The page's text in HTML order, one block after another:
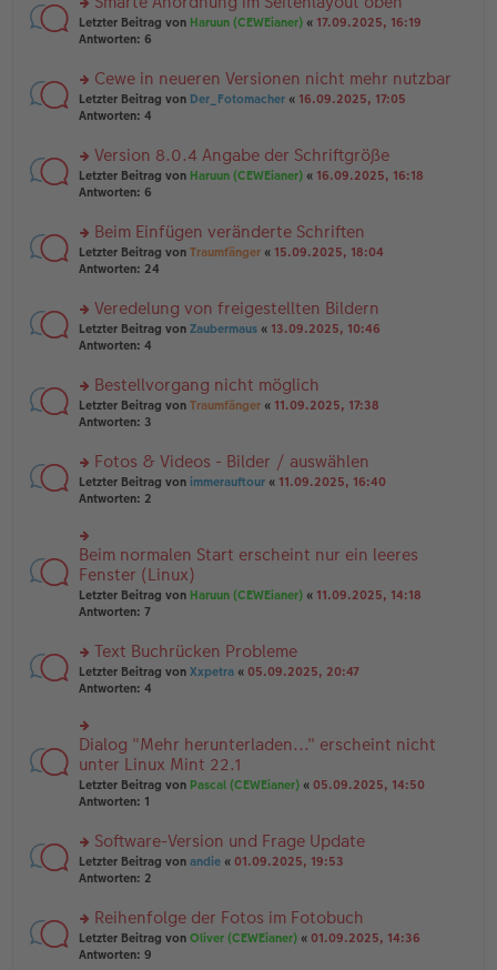
tr
a
g
n
er
tr
a
g
n
g
el
e
n
er
tr
a
g
rs
te
n
g
el
e
n
er
tr
a
g
Letzter Beitrag von Haruun (CEWEianer) « 17.09.2025, 16:19
Antworten: 6
rs
te
n
g
el
e
n
er
tr
a
g
Cewe in neueren Versionen nicht mehr nutzbar
Letzter Beitrag von Der_Fotomacher « 16.09.2025, 17:05
Antworten: 4
rs
te
n
g
el
e
n
er
tr
a
g
Version 8.0.4 Angabe der Schriftgröße
Letzter Beitrag von Haruun (CEWEianer) « 16.09.2025, 16:18
Antworten: 6
rs
te
n
g
el
e
n
er
tr
a
g
Beim Einfügen veränderte Schriften
Letzter Beitrag von Traumfänger « 15.09.2025, 18:04
Antworten: 24
rs
te
n
g
el
e
n
er
tr
a
g
Veredelung von freigestellten Bildern
Letzter Beitrag von Zaubermaus « 13.09.2025, 10:46
Antworten: 4
rs
te
n
g
el
e
n
er
B
ei
tr
g
Bestellvorgang nicht möglich
Letzter Beitrag von Traumfänger « 11.09.2025, 17:38
Antworten: 3
rs
te
u
n
g
el
es
e
er
B
ei
tr
g
Fotos & Videos - Bilder / auswählen
Letzter Beitrag von immerauftour « 11.09.2025, 16:40
Antworten: 2
rs
te
r
u
n
el
es
e
er
B
ei
tr
a
g
Beim normalen Start erscheint nur ein leeres
Fenster (Linux)
Letzter Beitrag von Haruun (CEWEianer) « 11.09.2025, 14:18
Antworten: 7
rs
te
u
n
g
el
es
e
er
B
ei
tr
g
Text Buchrücken Probleme
Letzter Beitrag von Xxpetra « 05.09.2025, 20:47
Antworten: 4
rs
te
r
u
n
el
es
e
B
ei
tr
Dialog "Mehr herunterladen..." erscheint nicht
unter Linux Mint 22.1
Letzter Beitrag von Pascal (CEWEianer) « 05.09.2025, 14:50
Antworten: 1
rs
te
n
g
el
Software-Version und Frage Update
Letzter Beitrag von andie « 01.09.2025, 19:53
Antworten: 2
rs
te
Reihenfolge der Fotos im Fotobuch
Letzter Beitrag von Oliver (CEWEianer) « 01.09.2025, 14:36
Antworten: 9